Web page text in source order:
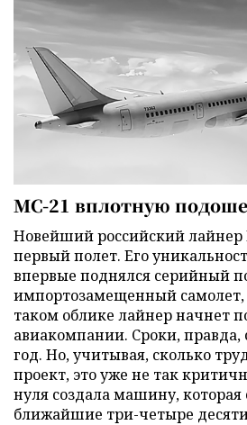
МС-21 вплотную
Новейший российский
первый полет. Его
впервые поднялся серийный
импортозамещенный самолет,
таком облике лайнер начнет
авиакомпании. Сроки, правда,
год. Но, учитывая, сколько
проект, это уже не так
нуля создала машину, которая
ближайшие три-четыре